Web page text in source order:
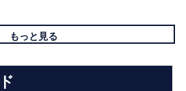
もっと見る